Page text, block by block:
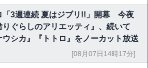
「3週連続 夏はジブリ!!」開幕 今夜
りぐらしのアリエッティ』、続いて
ウシカ』『トトロ』をノーカット放送
[08月07日14時17分]